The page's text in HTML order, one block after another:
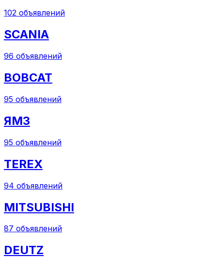
102 объявлений
SCANIA
96 объявлений
BOBCAT
95 объявлений
ЯМЗ
95 объявлений
TEREX
94 объявлений
MITSUBISHI
87 объявлений
DEUTZ